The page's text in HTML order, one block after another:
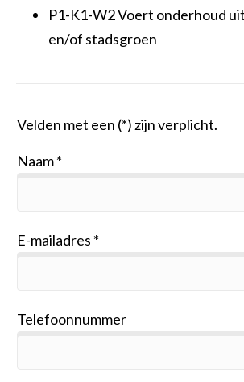
P1-K1-W2 Voert onderhoud
en/of stadsgroen
Velden met een (*) zijn verplicht.
Naam
E-mailadres
Telefoonnummer